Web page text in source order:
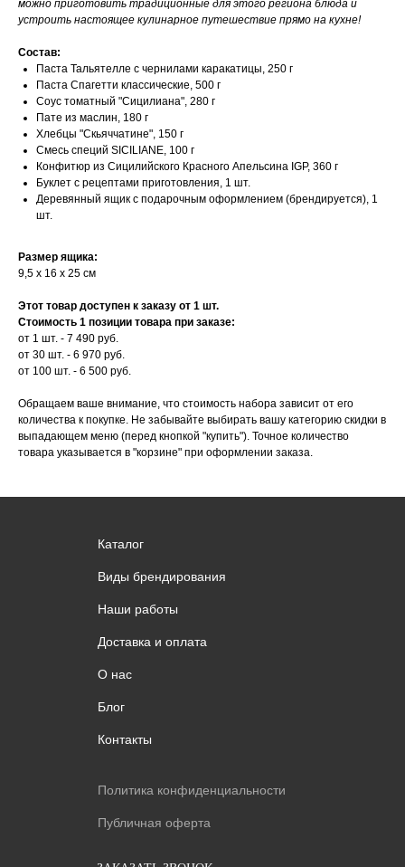
можно приготовить традиционные для этого региона блюда и
устроить настоящее кулинарное путешествие прямо на кухне!
Состав:
Паста Тальятелле с чернилами каракатицы, 250 г
Паста Спагетти классические, 500 г
Соус томатный "Сицилиана", 280 г
Пате из маслин, 180 г
Хлебцы "Скьяччатине", 150 г
Смесь специй SICILIANE, 100 г
Конфитюр из Сицилийского Красного Апельсина IGP, 360 г
Буклет с рецептами приготовления, 1 шт.
Деревянный ящик с подарочным оформлением (брендируется), 1
шт.
Размер ящика:
9,5 х 16 х 25 см
Этот товар доступен к заказу от 1 шт.
Стоимость 1 позиции товара при заказе:
от 1 шт. - 7 490 руб.
от 30 шт. - 6 970 руб.
от 100 шт. - 6 500 руб.
Обращаем ваше внимание, что стоимость набора зависит от его
количества к покупке. Не забывайте выбирать вашу категорию скидки в
выпадающем меню (перед кнопкой "купить"). Точное количество
товара указывается в "корзине" при оформлении заказа.
О нас
Каталог
Публичная оферта
Политика конфиденциальности
Виды брендирования
Наши работы
Доставка и оплата
Блог
Контакты